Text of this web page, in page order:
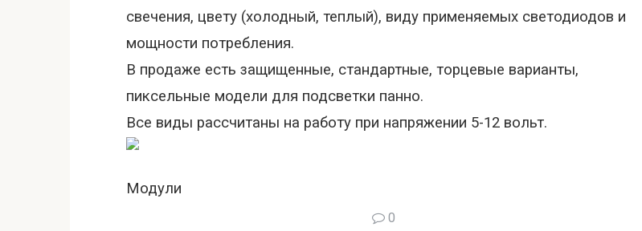
свечения, цвету (холодный, теплый), виду применяемых светодиодов и
мощности потребления.
В продаже есть защищенные, стандартные, торцевые варианты,
пиксельные модели для подсветки панно.
Все виды рассчитаны на работу при напряжении 5-12 вольт.
Модули
0